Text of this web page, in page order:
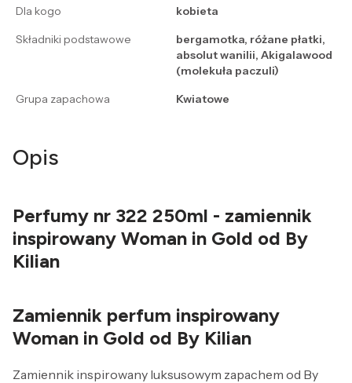
Dla kogo
kobieta
Składniki podstawowe
bergamotka, różane płatki,
absolut wanilii, Akigalawood
(molekuła paczuli)
Grupa zapachowa
Kwiatowe
Opis
Perfumy nr 322 250ml - zamiennik
inspirowany Woman in Gold od By
Kilian
Zamiennik perfum inspirowany
Woman in Gold od By Kilian
Zamiennik inspirowany luksusowym zapachem od By